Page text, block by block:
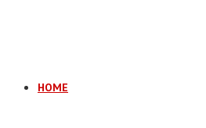
HOME